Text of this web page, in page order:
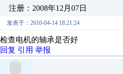
注册：2008年12月07日
发表于：2010-04-14 18:21:24
检查电机的轴承是否好
回复 引用 举报